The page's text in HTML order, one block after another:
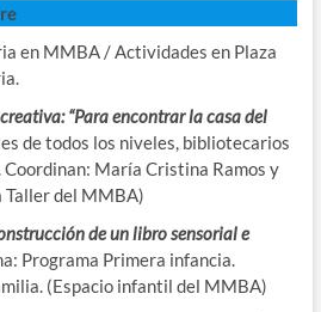
en MMBA / Actividades en Plaza
“Para encontrar la casa del
de todos los niveles, bibliotecarios
María Cristina Ramos y
del MMBA)
de un libro sensorial e
Programa Primera infancia.
(Espacio infantil del MMBA)